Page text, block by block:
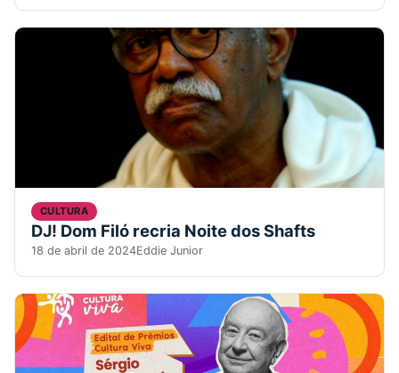
CULTURA
DJ! Dom Filó recria Noite dos Shafts
18 de abril de 2024Eddie Junior